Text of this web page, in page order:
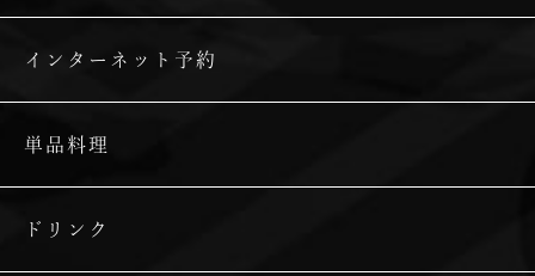
インターネット予約
単品料理
ドリンク